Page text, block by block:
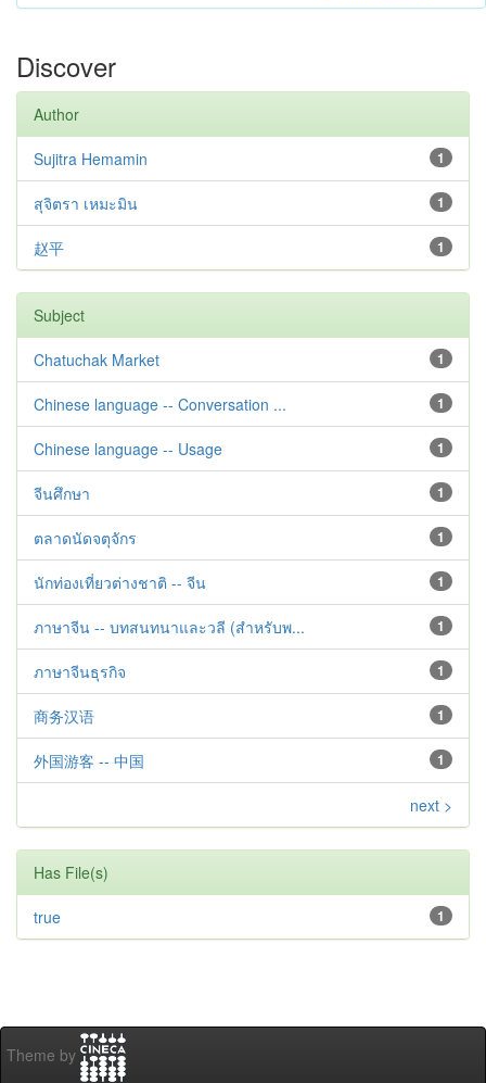
Discover
Author
1
Sujitra Hemamin
1
สุจิตรา เหมะมิน
1
赵平
Subject
1
Chatuchak Market
1
Chinese language -- Conversation ...
1
Chinese language -- Usage
1
จีนศึกษา
1
ตลาดนัดจตุจักร
1
นักท่องเที่ยวต่างชาติ -- จีน
1
ภาษาจีน -- บทสนทนาและวลี (สำหรับพ...
1
ภาษาจีนธุรกิจ
1
商务汉语
1
外国游客 -- 中国
next >
Has File(s)
1
true
Theme by